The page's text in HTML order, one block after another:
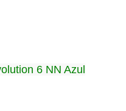
6 NN Azul